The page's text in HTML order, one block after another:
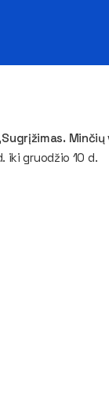
iki gruodžio 10 d.